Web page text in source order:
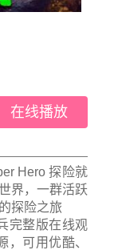
在线播放
Hero 探险就
界，一群活跃
探险之旅
完整版在线观
，可用优酷、